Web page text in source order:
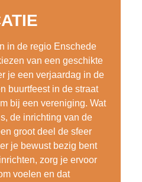
in de regio Enschede
van een geschikte
je een verjaardag in de
buurtfeest in de straat
bij een vereniging. Wat
de inrichting van de
groot deel de sfeer
je bewust bezig bent
zorg je ervoor
voelen en dat